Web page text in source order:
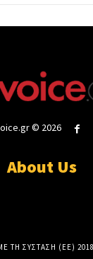
© 2026
About Us
ΣΥΣΤΑΣΗ (ΕΕ)